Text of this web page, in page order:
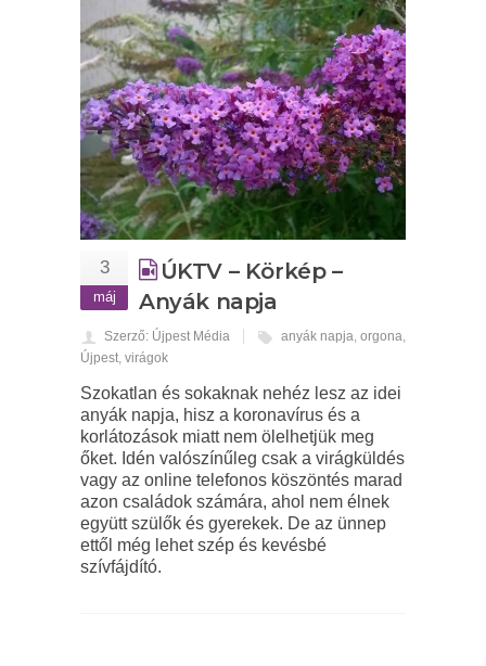
3
máj
ÚKTV – Körkép –
Anyák napja
Szerző: Újpest Média anyák napja orgona
Újpest virágok
Szokatlan és sokaknak nehéz lesz az idei
anyák napja, hisz a koronavírus és a
korlátozások miatt nem ölelhetjük meg
őket. Idén valószínűleg csak a virágküldés
vagy az online telefonos köszöntés marad
azon családok számára, ahol nem élnek
együtt szülők és gyerekek. De az ünnep
ettől még lehet szép és kevésbé
szívfájdító.